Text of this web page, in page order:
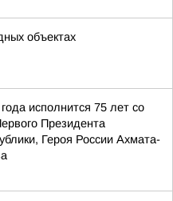
объектах
исполнится 75 лет со
Президента
Героя России Ахмата-